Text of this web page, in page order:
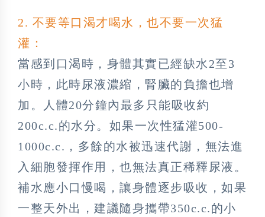
2. 不要等口渴才喝水，也不要一次猛
灌：
當感到口渴時，身體其實已經缺水2至3
小時，此時尿液濃縮，腎臟的負擔也增
加。人體20分鐘內最多只能吸收約
200c.c.的水分。如果一次性猛灌500-
1000c.c.，多餘的水被迅速代謝，無法進
入細胞發揮作用，也無法真正稀釋尿液。
補水應小口慢喝，讓身體逐步吸收，如果
一整天外出，建議隨身攜帶350c.c.的小